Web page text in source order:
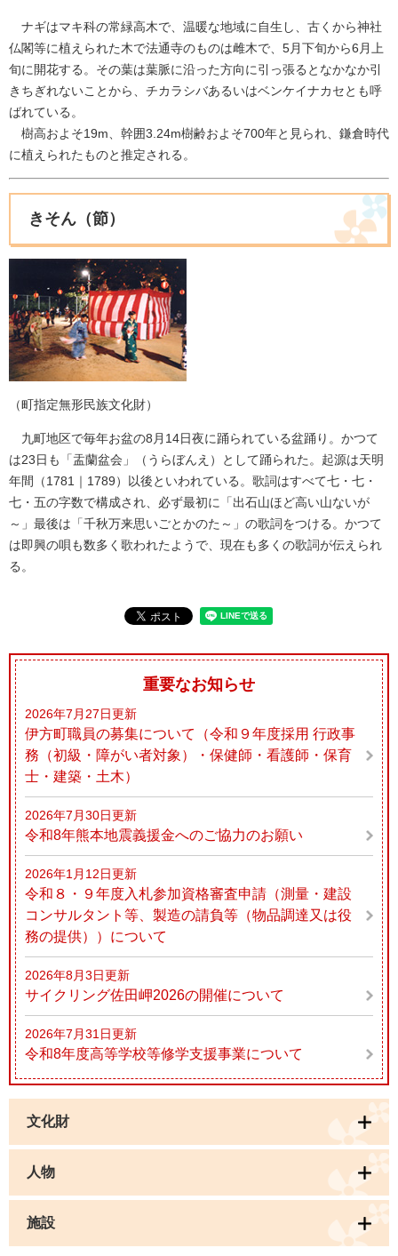
ナギはマキ科の常緑高木で、温暖な地域に自生し、古くから神社
仏閣等に植えられた木で法通寺のものは雌木で、5月下旬から6月上
旬に開花する。その葉は葉脈に沿った方向に引っ張るとなかなか引
きちぎれないことから、チカラシバあるいはベンケイナカセとも呼
ばれている。
樹高およそ19m、幹囲3.24m樹齢およそ700年と見られ、鎌倉時代
に植えられたものと推定される。
きそん（節）
（町指定無形民族文化財）
九町地区で毎年お盆の8月14日夜に踊られている盆踊り。かつて
は23日も「盂蘭盆会」（うらぼんえ）として踊られた。起源は天明
年間（1781｜1789）以後といわれている。歌詞はすべて七・七・
七・五の字数で構成され、必ず最初に「出石山ほど高い山ないが
～」最後は「千秋万来思いごとかのた～」の歌詞をつける。かつて
は即興の唄も数多く歌われたようで、現在も多くの歌詞が伝えられ
る。
重要なお知らせ
2026年7月27日更新
伊方町職員の募集について（令和９年度採用 行政事
務（初級・障がい者対象）・保健師・看護師・保育
士・建築・土木）
2026年7月30日更新
令和8年熊本地震義援金へのご協力のお願い
2026年1月12日更新
令和８・９年度入札参加資格審査申請（測量・建設
コンサルタント等、製造の請負等（物品調達又は役
務の提供））について
2026年8月3日更新
サイクリング佐田岬2026の開催について
2026年7月31日更新
令和8年度高等学校等修学支援事業について
文化財
人物
施設